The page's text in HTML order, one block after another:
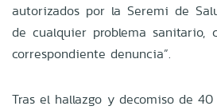
autorizados por la Seremi de
de cualquier problema sanitario,
correspondiente denuncia”.
Tras el hallazgo y decomiso de